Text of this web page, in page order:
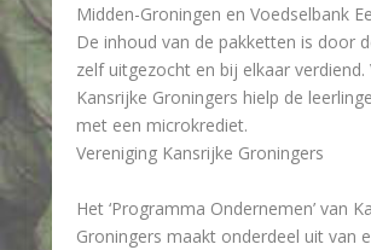
Midden-Groningen en Voedselbank
De inhoud van de pakketten is door
zelf uitgezocht en bij elkaar verdiend.
Kansrijke Groningers hielp de
met een microkrediet.
Vereniging Kansrijke Groningers
Het ‘Programma Ondernemen’ van
Groningers maakt onderdeel uit van